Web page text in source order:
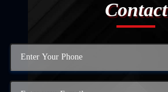
Contact